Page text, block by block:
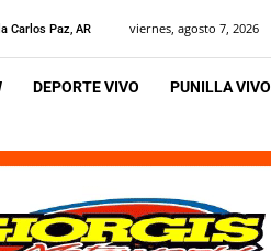
Carlos Paz, AR viernes, agosto 7, 2026
DEPORTE VIVO PUNILLA VIVO